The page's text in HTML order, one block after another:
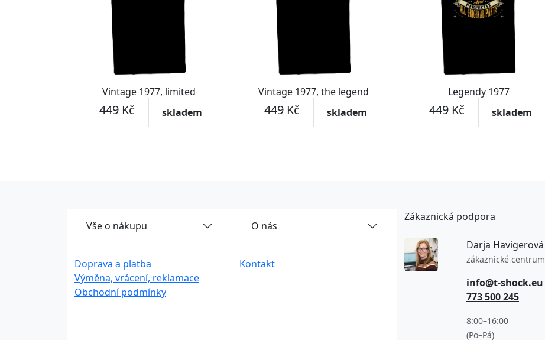
Vintage 1977, limited
edition
449 Kč skladem
Vintage 1977, the legend
was born
449 Kč skladem
Legendy 1977
449 Kč skladem
Vše o nákupu
Doprava a platba
Výměna, vrácení, reklamace
Obchodní podmínky
O nás
Kontakt
Zákaznická podpora
Darja Havigerová
zákaznické centrum
info@t-shock.eu
773 500 245
8:00–16:00
(Po–Pá)